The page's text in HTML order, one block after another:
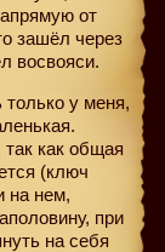
от
зашёл через
восвояси.
у меня,
как общая
(ключ
на нем,
при
на себя